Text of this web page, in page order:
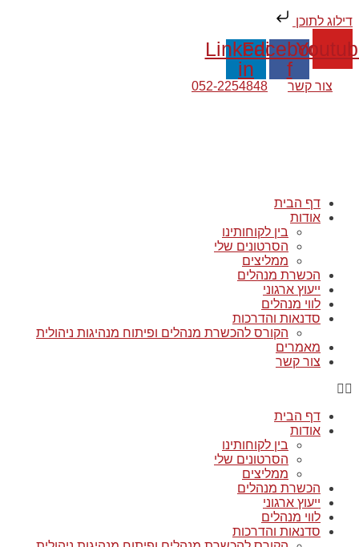
דילוג לתוכן
Facebook-
f
Linkedin-
in
צור קשר 052-2254848
דף הבית
אודות
בין לקוחותינו
הסרטונים שלי
ממליצים
הכשרת מנהלים
ייעוץ ארגוני
לווי מנהלים
סדנאות והדרכות
הקורס להכשרת מנהלים ופיתוח מנהיגות ניהולית
מאמרים
צור קשר
דף הבית
אודות
בין לקוחותינו
הסרטונים שלי
ממליצים
הכשרת מנהלים
ייעוץ ארגוני
לווי מנהלים
סדנאות והדרכות